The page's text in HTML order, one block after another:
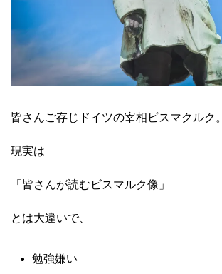
皆さんご存じドイツの宰相ビスマクルク。
現実は
「皆さんが読むビスマルク像」
とは大違いで、
勉強嫌い